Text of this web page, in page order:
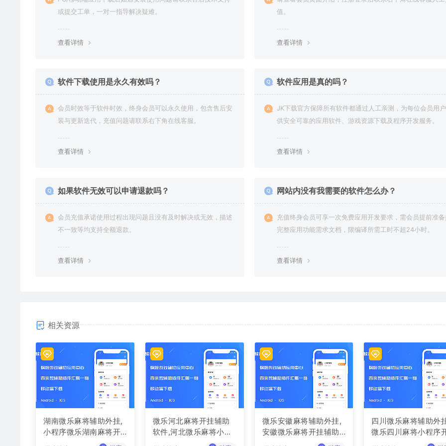
或提交工单，一对一指导解决疑难。
查看详情
值。
查看详情
软件下载使用是永久有效吗？
会员时效等于软件时效，终身会员可以永久使用，包含售后安
装与更新迭代，充值问题请联系右下角在线客服。
查看详情
软件应用是真的吗？
JK下载官方保障所有软件都通过人工亲测，为每位会员用
供安全可靠的应用软件、游戏资源下载及程序开发服务。
查看详情
如果软件无效可以申请退款吗？
会员充值承诺使用过程出现问题且没有及时解决或无效，描述
不一致等均支持全额退款。
查看详情
网站内没有我需要的软件怎么办？
充值终身会员可享一次免费应用开发要求，需会员提前准
完整应用功能需求文档，限编译所需工时不超24小时。
查看详情
相关资源
湖南微乐麻将辅助外挂,
小程序微乐湖南麻将开
微乐河北麻将开挂辅助
软件,河北微乐麻将小程
微乐安徽麻将辅助外挂,
安徽微乐麻将开挂辅助
四川微乐麻将辅助外
微乐四川麻将小程序